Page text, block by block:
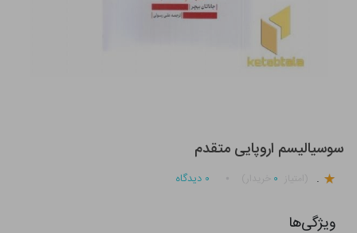
سوسیالیسم اروپایی متقدم
. ۰ ۰ دیدگاه
ویژگی‌ها